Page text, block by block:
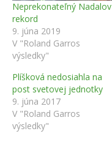
Neprekonateľný Nadalov
rekord
9. júna 2019
V "Roland Garros
výsledky"
Plíšková nedosiahla na
post svetovej jednotky
9. júna 2017
V "Roland Garros
výsledky"